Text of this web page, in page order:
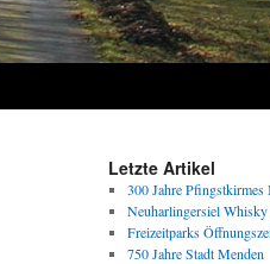
Letzte Artikel
300 Jahre Pfingstkirmes
Neuharlingersiel
Freizeitparks
750 Jahre Stadt Menden